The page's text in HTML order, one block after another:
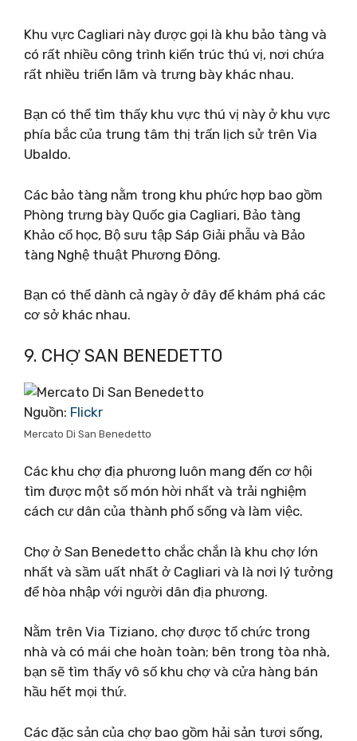
Khu vực Cagliari này được gọi là khu bảo tàng và
có rất nhiều công trình kiến ​​trúc thú vị, nơi chứa
rất nhiều triển lãm và trưng bày khác nhau.
Bạn có thể tìm thấy khu vực thú vị này ở khu vực
phía bắc của trung tâm thị trấn lịch sử trên Via
Ubaldo.
Các bảo tàng nằm trong khu phức hợp bao gồm
Phòng trưng bày Quốc gia Cagliari, Bảo tàng
Khảo cổ học, Bộ sưu tập Sáp Giải phẫu và Bảo
tàng Nghệ thuật Phương Đông.
Bạn có thể dành cả ngày ở đây để khám phá các
cơ sở khác nhau.
9. CHỢ SAN BENEDETTO
Nguồn: Flickr
Mercato Di San Benedetto
Các khu chợ địa phương luôn mang đến cơ hội
tìm được một số món hời nhất và trải nghiệm
cách cư dân của thành phố sống và làm việc.
Chợ ở San Benedetto chắc chắn là khu chợ lớn
nhất và sầm uất nhất ở Cagliari và là nơi lý tưởng
để hòa nhập với người dân địa phương.
Nằm trên Via Tiziano, chợ được tổ chức trong
nhà và có mái che hoàn toàn; bên trong tòa nhà,
bạn sẽ tìm thấy vô số khu chợ và cửa hàng bán
hầu hết mọi thứ.
Các đặc sản của chợ bao gồm hải sản tươi sống,